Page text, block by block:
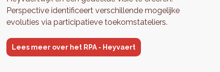
Perspective identificeert verschillende mogelijke
evoluties via participatieve toekomstateliers.
Lees meer over het RPA - Heyvaert